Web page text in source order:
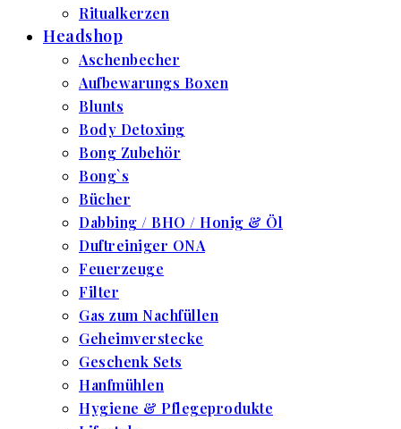
Ritualkerzen
Headshop
Aschenbecher
Aufbewarungs Boxen
Blunts
Body Detoxing
Bong Zubehör
Bong`s
Bücher
Dabbing / BHO / Honig & Öl
Duftreiniger ONA
Feuerzeuge
Filter
Gas zum Nachfüllen
Geheimverstecke
Geschenk Sets
Hanfmühlen
Hygiene & Pflegeprodukte